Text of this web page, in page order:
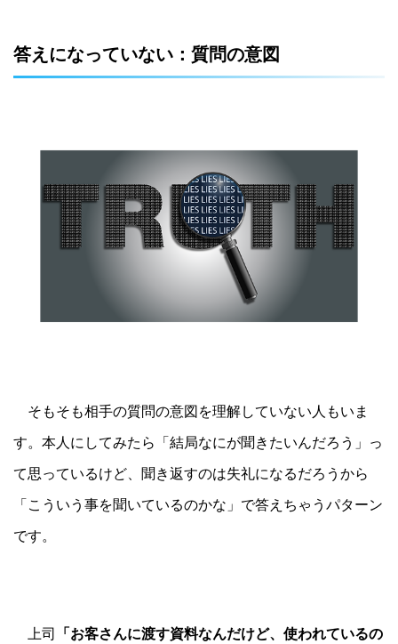
答えになっていない：質問の意図
そもそも相手の質問の意図を理解していない人もいま
す。本人にしてみたら「結局なにが聞きたいんだろう」っ
て思っているけど、聞き返すのは失礼になるだろうから
「こういう事を聞いているのかな」で答えちゃうパターン
です。
上司 「お客さんに渡す資料なんだけど、使われているの